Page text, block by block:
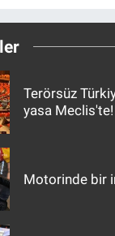
Terörsüz
yasa
Motorinde bir